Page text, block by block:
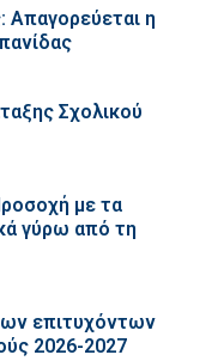
Απαγορεύεται η
Σχολικού
με τα
γύρω από τη
επιτυχόντων
2026-2027